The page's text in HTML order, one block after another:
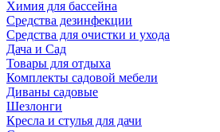
Химия для бассейна
Средства дезинфекции
Средства для очистки и ухода
Дача и Сад
Товары для отдыха
Комплекты садовой мебели
Диваны садовые
Шезлонги
Кресла и стулья для дачи